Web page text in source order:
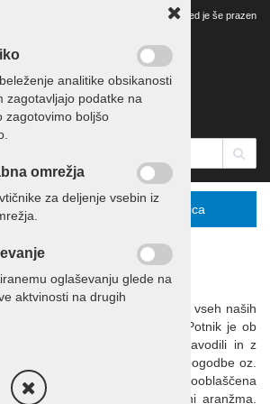
Vaš pregled je še prazen
Podrobno Košarica
za turistične aranžmaje
ter navodila so sestavni del vseh naših
priloga v katalogih in cenikih. Potnik je ob
s splošnimi pogoji in navodili in z
Prav tako so sestavni del pogodbe oz.
ki jo skleneta Abctour d.o.o. oz. pooblaščena
se prijavlja za določen turistični aranžma.
analitike obsikanosti
zagotavljajo podatke na
zagotovimo boljšo
omrežja
za deljenje vsebin iz
oglaševanju glede na
aktvinosti na drugih